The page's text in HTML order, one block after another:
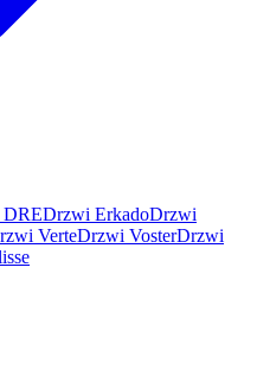
Drzwi ErkadoDrzwi
VerteDrzwi VosterDrzwi